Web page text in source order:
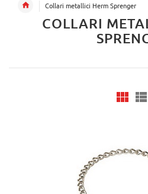
Collari metallici Herm Sprenger
COLLARI